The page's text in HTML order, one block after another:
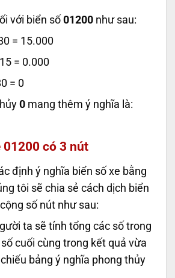
với biển số 01200 như sau:
= 15.000
= 0.000
= 0
0 mang thêm ý nghĩa là:
01200 có 3 nút
định ý nghĩa biển số xe bằng
tôi sẽ chia sẻ cách dịch biển
số nút như sau:
ta sẽ tính tổng các số trong
cuối cùng trong kết quả vừa
bảng ý nghĩa phong thủy